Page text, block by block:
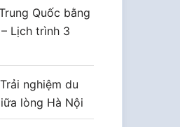
Quốc bằng
Lịch trình 3
nghiệm du
lòng Hà Nội